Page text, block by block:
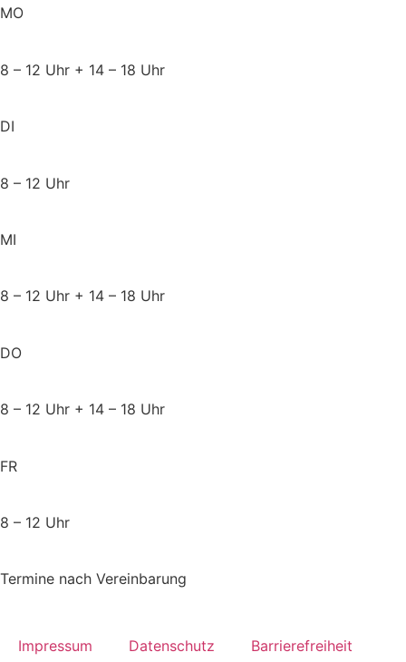
MO
8 – 12 Uhr + 14 – 18 Uhr
DI
8 – 12 Uhr
MI
8 – 12 Uhr + 14 – 18 Uhr
DO
8 – 12 Uhr + 14 – 18 Uhr
FR
8 – 12 Uhr
Termine nach Vereinbarung
Impressum Datenschutz Barrierefreiheit